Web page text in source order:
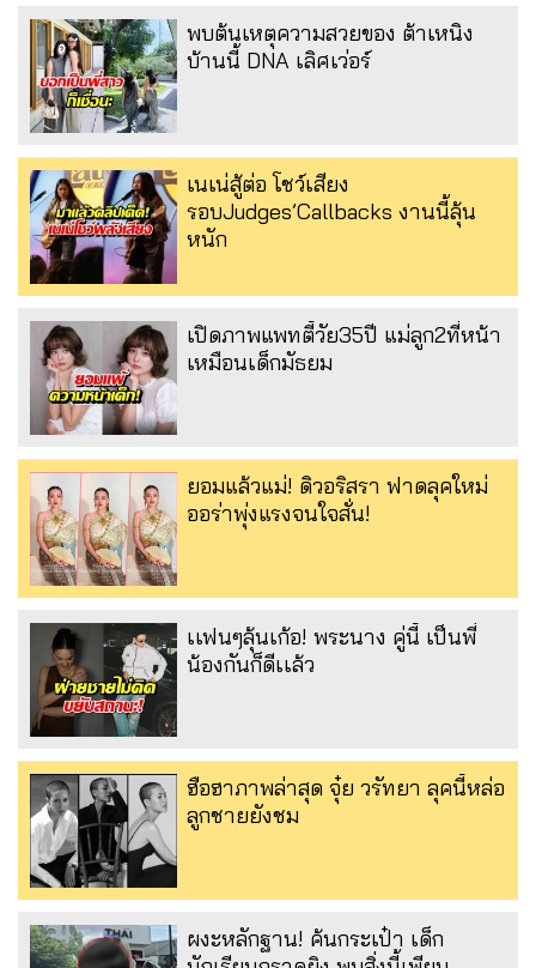
พบต้นเหตุความสวยของ ต้าเหนิง
บ้านนี้ DNA เลิศเว่อร์
เนเน่สู้ต่อ โชว์เสียง
รอบJudges’Callbacks งานนี้ลุ้น
หนัก
เปิดภาพแพทตี้วัย35ปี แม่ลูก2ที่หน้า
เหมือนเด็กมัธยม
ยอมแล้วแม่! ดิวอริสรา ฟาดลุคใหม่
ออร่าพุ่งแรงจนใจสั่น!
เเฟนๆลุ้นเก้อ! พระนาง คู่นี้ เป็นพี่
น้องกันก็ดีเเล้ว
ฮือฮาภาพล่าสุด จุ๋ย วรัทยา ลุคนี้หล่อ
ลูกชายยังชม
ผงะหลักฐาน! ค้นกระเป๋า เด็ก